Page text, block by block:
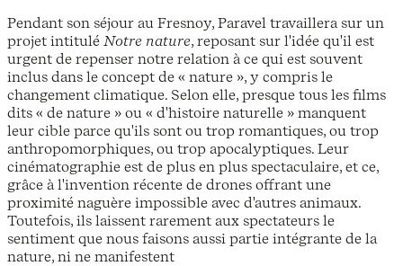
Pendant son séjour au Fresnoy, Paravel travaillera sur un
projet intitulé Notre nature, reposant sur l'idée qu'il est
urgent de repenser notre relation à ce qui est souvent
inclus dans le concept de « nature », y compris le
changement climatique. Selon elle, presque tous les films
dits « de nature » ou « d'histoire naturelle » manquent
leur cible parce qu'ils sont ou trop romantiques, ou trop
anthropomorphiques, ou trop apocalyptiques. Leur
cinématographie est de plus en plus spectaculaire, et ce,
grâce à l'invention récente de drones offrant une
proximité naguère impossible avec d'autres animaux.
Toutefois, ils laissent rarement aux spectateurs le
sentiment que nous faisons aussi partie intégrante de la
nature, ni ne manifestent